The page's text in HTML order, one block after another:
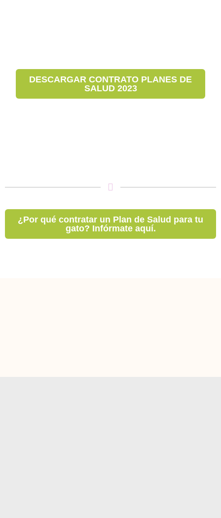
DESCARGAR CONTRATO PLANES DE
SALUD 2023
¿Por qué contratar un Plan de Salud para tu
gato? Infórmate aquí.